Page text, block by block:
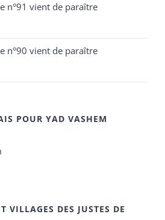
n°91 vient de paraître
n°90 vient de paraître
POUR YAD VASHEM
VILLAGES DES JUSTES DE